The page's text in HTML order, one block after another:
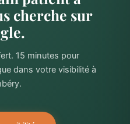
cherche sur
15 minutes pour
dans votre visibilité à